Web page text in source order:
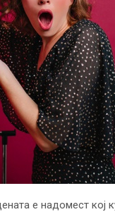
е надомест кој